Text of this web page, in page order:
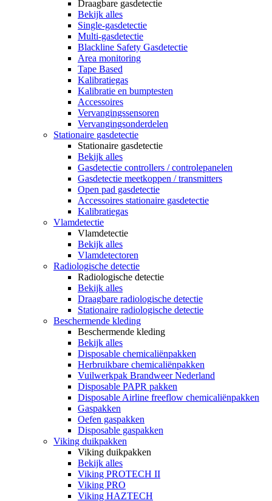
Draagbare gasdetectie
Bekijk alles
Single-gasdetectie
Multi-gasdetectie
Blackline Safety Gasdetectie
Area monitoring
Tape Based
Kalibratiegas
Kalibratie en bumptesten
Accessoires
Vervangingssensoren
Vervangingsonderdelen
Stationaire gasdetectie
Stationaire gasdetectie
Bekijk alles
Gasdetectie controllers / controlepanelen
Gasdetectie meetkoppen / transmitters
Open pad gasdetectie
Accessoires stationaire gasdetectie
Kalibratiegas
Vlamdetectie
Vlamdetectie
Bekijk alles
Vlamdetectoren
Radiologische detectie
Radiologische detectie
Bekijk alles
Draagbare radiologische detectie
Stationaire radiologische detectie
Beschermende kleding
Beschermende kleding
Bekijk alles
Disposable chemicaliënpakken
Herbruikbare chemicaliënpakken
Vuilwerkpak Brandweer Nederland
Disposable PAPR pakken
Disposable Airline freeflow chemicaliënpakken
Gaspakken
Oefen gaspakken
Disposable gaspakken
Viking duikpakken
Viking duikpakken
Bekijk alles
Viking PROTECH II
Viking PRO
Viking HAZTECH